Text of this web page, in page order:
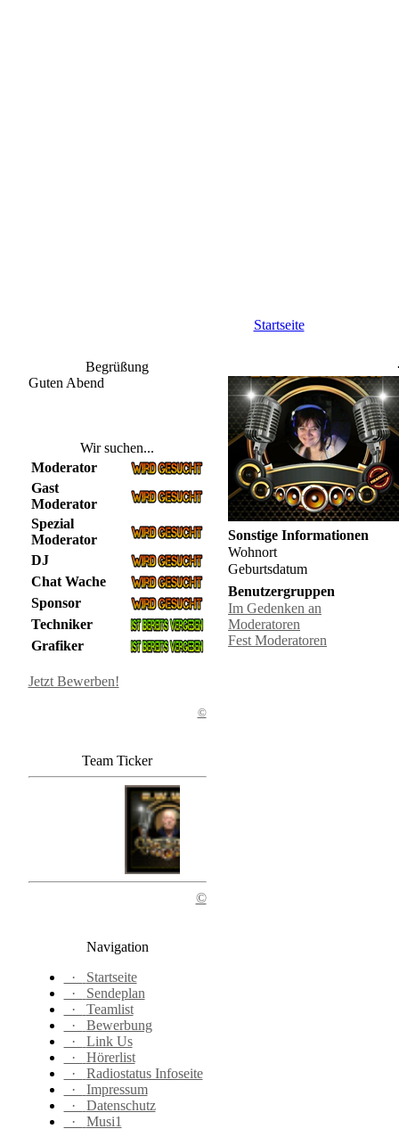
Startseite
Begrüßung
Guten Abend
Wir suchen...
Moderator
Gast
Moderator
Spezial
Moderator
DJ
Chat Wache
Sponsor
Techniker
Grafiker
Jetzt Bewerben!
©
Team Ticker
©
Navigation
·
Startseite
·
Sendeplan
·
Teamlist
·
Bewerbung
·
Link Us
·
Hörerlist
·
Radiostatus Infoseite
·
Impressum
·
Datenschutz
·
Musi1
Sonstige Informationen
Wohnort
Geburtsdatum
Benutzergruppen
Im Gedenken an
Moderatoren
Fest Moderatoren